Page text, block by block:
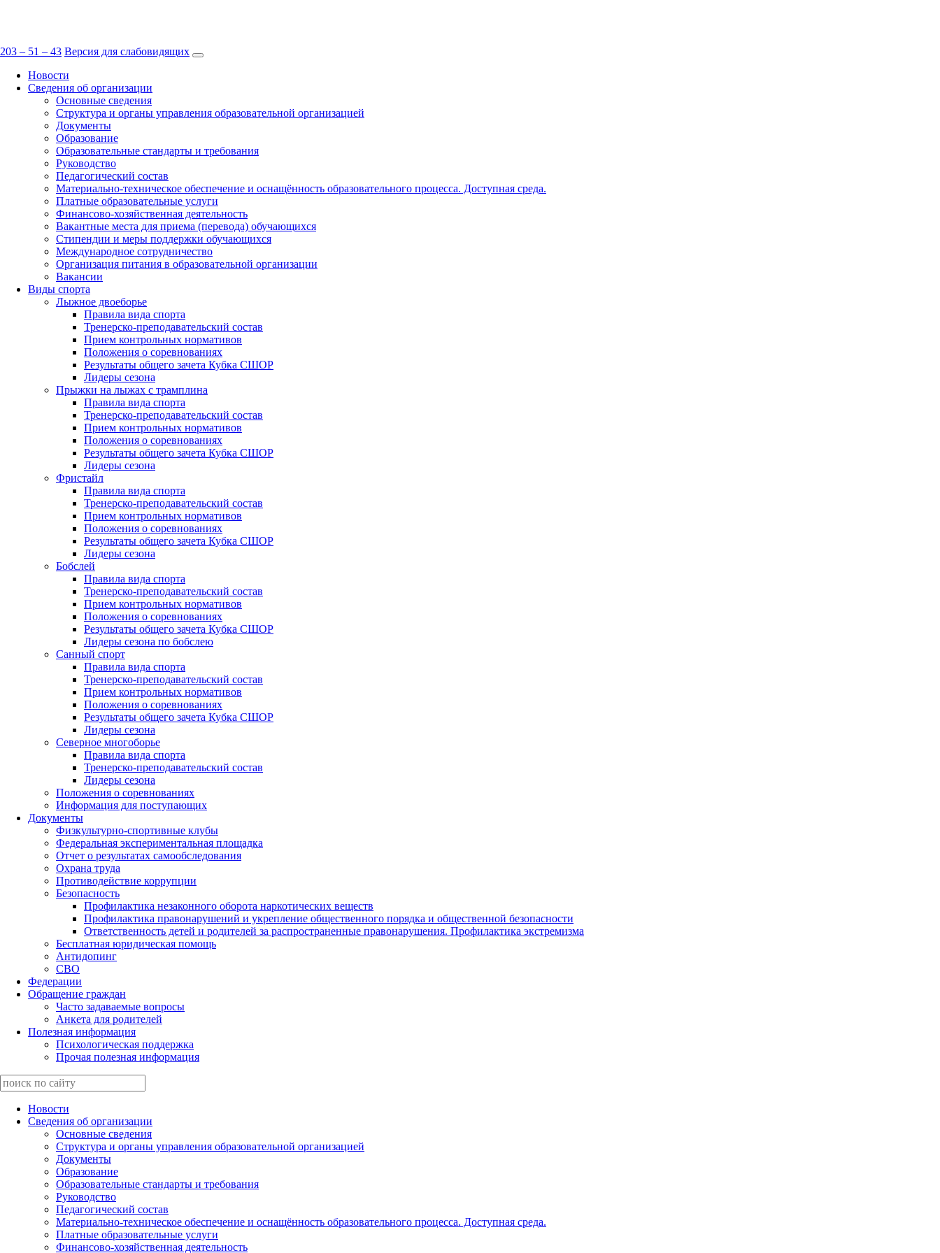
203 – 51 – 43 Версия для слабовидящих
Новости
Сведения об организации
Основные сведения
Структура и органы управления образовательной организацией
Документы
Образование
Образовательные стандарты и требования
Руководство
Педагогический состав
Материально-техническое обеспечение и оснащённость образовательного процесса. Доступная среда.
Платные образовательные услуги
Финансово-хозяйственная деятельность
Вакантные места для приема (перевода) обучающихся
Стипендии и меры поддержки обучающихся
Международное сотрудничество
Организация питания в образовательной организации
Вакансии
Виды спорта
Лыжное двоеборье
Правила вида спорта
Тренерско-преподавательский состав
Прием контрольных нормативов
Положения о соревнованиях
Результаты общего зачета Кубка СШОР
Лидеры сезона
Прыжки на лыжах с трамплина
Правила вида спорта
Тренерско-преподавательский состав
Прием контрольных нормативов
Положения о соревнованиях
Результаты общего зачета Кубка СШОР
Лидеры сезона
Фристайл
Правила вида спорта
Тренерско-преподавательский состав
Прием контрольных нормативов
Положения о соревнованиях
Результаты общего зачета Кубка СШОР
Лидеры сезона
Бобслей
Правила вида спорта
Тренерско-преподавательский состав
Прием контрольных нормативов
Положения о соревнованиях
Результаты общего зачета Кубка СШОР
Лидеры сезона по бобслею
Санный спорт
Правила вида спорта
Тренерско-преподавательский состав
Прием контрольных нормативов
Положения о соревнованиях
Результаты общего зачета Кубка СШОР
Лидеры сезона
Северное многоборье
Правила вида спорта
Тренерско-преподавательский состав
Лидеры сезона
Положения о соревнованиях
Информация для поступающих
Документы
Физкультурно-спортивные клубы
Федеральная экспериментальная площадка
Отчет о результатах самообследования
Охрана труда
Противодействие коррупции
Безопасность
Профилактика незаконного оборота наркотических веществ
Профилактика правонарушений и укрепление общественного порядка и общественной безопасности
Ответственность детей и родителей за распространенные правонарушения. Профилактика экстремизма
Бесплатная юридическая помощь
Антидопинг
СВО
Федерации
Обращение граждан
Часто задаваемые вопросы
Анкета для родителей
Полезная информация
Психологическая поддержка
Прочая полезная информация
Новости
Сведения об организации
Основные сведения
Структура и органы управления образовательной организацией
Документы
Образование
Образовательные стандарты и требования
Руководство
Педагогический состав
Материально-техническое обеспечение и оснащённость образовательного процесса. Доступная среда.
Платные образовательные услуги
Финансово-хозяйственная деятельность